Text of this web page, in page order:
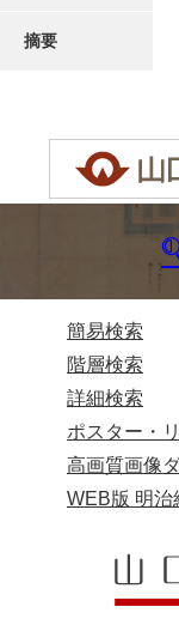
摘要
簡易検索
階層検索
詳細検索
ポスター・
高画質画像
WEB版 明治